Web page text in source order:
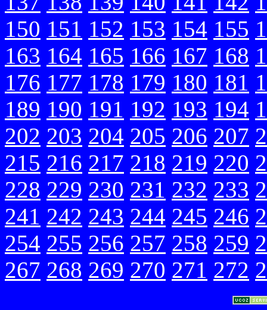
150 151 152 153 154 155
163 164 165 166 167 168
176 177 178 179 180 181
189 190 191 192 193 194
202 203 204 205 206 207
215 216 217 218 219 220
228 229 230 231 232 233
241 242 243 244 245 246
254 255 256 257 258 259
267 268 269 270 271 272